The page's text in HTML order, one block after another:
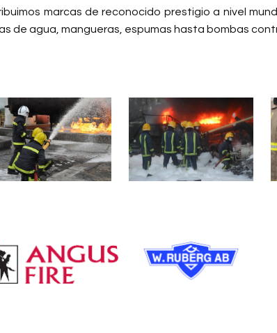
marcas de reconocido prestigio a nivel
de agua, mangueras, espumas hasta bombas